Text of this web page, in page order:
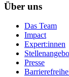
Über uns
Das Team
Impact
Expert:innen
Presse